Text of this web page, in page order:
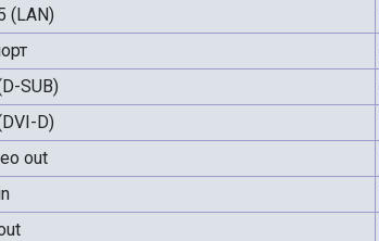
(LAN)
SUB)
D)
out